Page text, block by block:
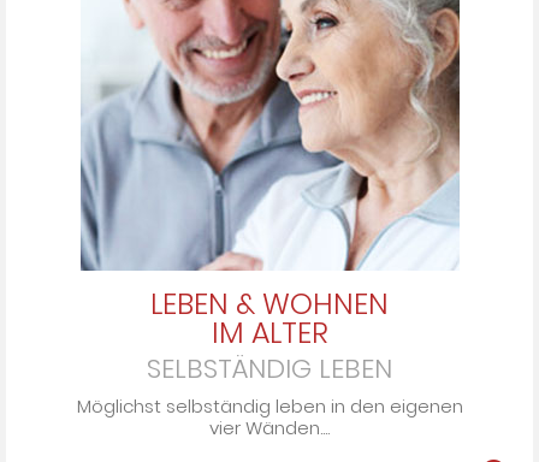
LEBEN & WOHNEN
IM ALTER
SELBSTÄNDIG LEBEN
Möglichst selbständig leben in den ei­ge­nen
vier Wän­den....